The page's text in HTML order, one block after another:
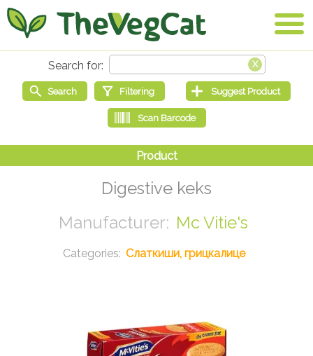
Digestive keks
Mc Vitie's
Слаткиши, грицкалице